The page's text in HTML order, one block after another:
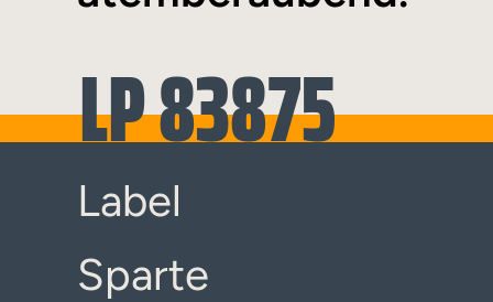
LP 83875
Label
Sparte